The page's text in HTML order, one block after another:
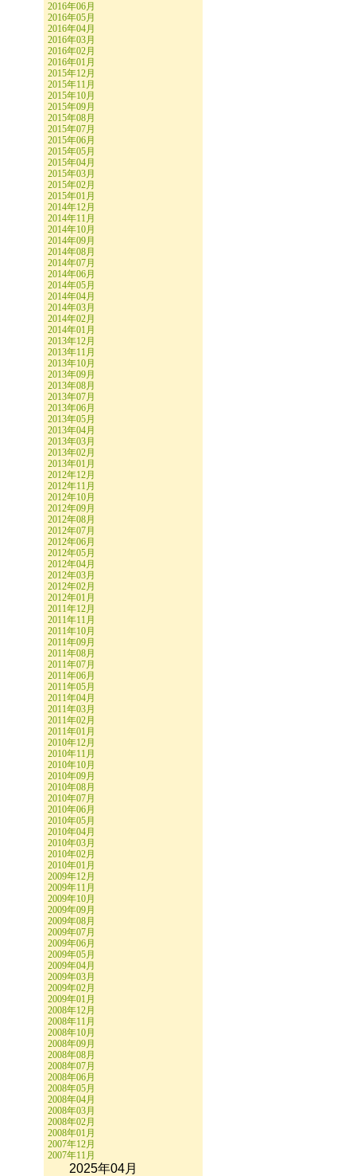
2016年06月
2016年05月
2016年04月
2016年03月
2016年02月
2016年01月
2015年12月
2015年11月
2015年10月
2015年09月
2015年08月
2015年07月
2015年06月
2015年05月
2015年04月
2015年03月
2015年02月
2015年01月
2014年12月
2014年11月
2014年10月
2014年09月
2014年08月
2014年07月
2014年06月
2014年05月
2014年04月
2014年03月
2014年02月
2014年01月
2013年12月
2013年11月
2013年10月
2013年09月
2013年08月
2013年07月
2013年06月
2013年05月
2013年04月
2013年03月
2013年02月
2013年01月
2012年12月
2012年11月
2012年10月
2012年09月
2012年08月
2012年07月
2012年06月
2012年05月
2012年04月
2012年03月
2012年02月
2012年01月
2011年12月
2011年11月
2011年10月
2011年09月
2011年08月
2011年07月
2011年06月
2011年05月
2011年04月
2011年03月
2011年02月
2011年01月
2010年12月
2010年11月
2010年10月
2010年09月
2010年08月
2010年07月
2010年06月
2010年05月
2010年04月
2010年03月
2010年02月
2010年01月
2009年12月
2009年11月
2009年10月
2009年09月
2009年08月
2009年07月
2009年06月
2009年05月
2009年04月
2009年03月
2009年02月
2009年01月
2008年12月
2008年11月
2008年10月
2008年09月
2008年08月
2008年07月
2008年06月
2008年05月
2008年04月
2008年03月
2008年02月
2008年01月
2007年12月
2007年11月
2025年04月